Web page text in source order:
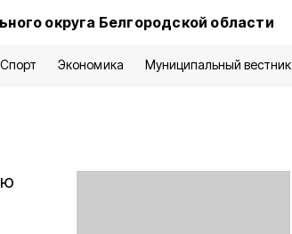
округа Белгородской области
Спорт Экономика Муниципальный вестник